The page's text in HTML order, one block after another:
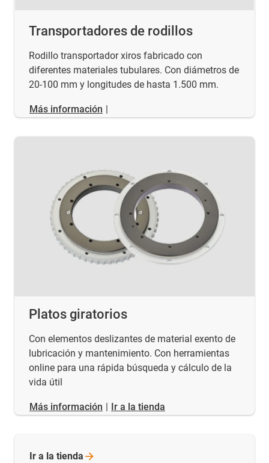
Transportadores de rodillos
Rodillo transportador xiros fabricado con
diferentes materiales tubulares. Con diámetros de
20-100 mm y longitudes de hasta 1.500 mm.
Más información |
Platos giratorios
Con elementos deslizantes de material exento de
lubricación y mantenimiento. Con herramientas
online para una rápida búsqueda y cálculo de la
vida útil
​​​​​​​Más información Ir a la tienda
Ir a la tienda